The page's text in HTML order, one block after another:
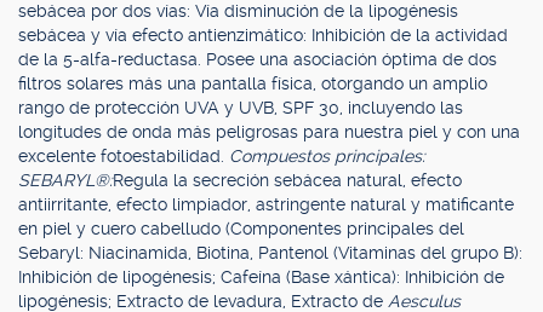
sebácea por dos vías: Vía disminución de la lipogénesis
sebácea y vía efecto antienzimático: Inhibición de la actividad
de la 5-alfa-reductasa. Posee una asociación óptima de dos
filtros solares más una pantalla física, otorgando un amplio
rango de protección UVA y UVB, SPF 30, incluyendo las
longitudes de onda más peligrosas para nuestra piel y con una
excelente fotoestabilidad. Compuestos principales:
SEBARYL®:Regula la secreción sebácea natural, efecto
antiirritante, efecto limpiador, astringente natural y matificante
en piel y cuero cabelludo (Componentes principales del
Sebaryl: Niacinamida, Biotina, Pantenol (Vitaminas del grupo B):
Inhibición de lipogénesis; Cafeína (Base xántica): Inhibición de
lipogénesis; Extracto de levadura, Extracto de Aesculus